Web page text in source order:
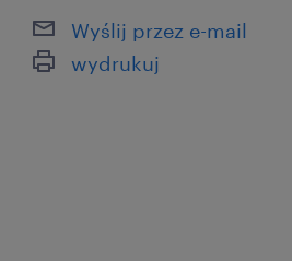
Wyślij przez e-mail
wydrukuj